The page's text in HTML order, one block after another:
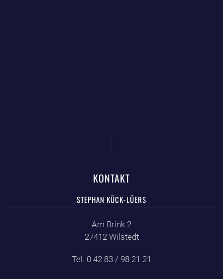
KONTAKT
STEPHAN KÜCK-LÜERS
Am Brink 2
27412 Wilstedt
Tel. 0 42 83 / 98 21 21